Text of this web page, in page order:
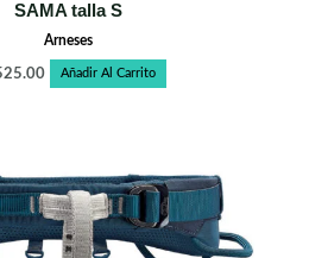
SAMA talla S
Arneses
Añadir Al Carrito